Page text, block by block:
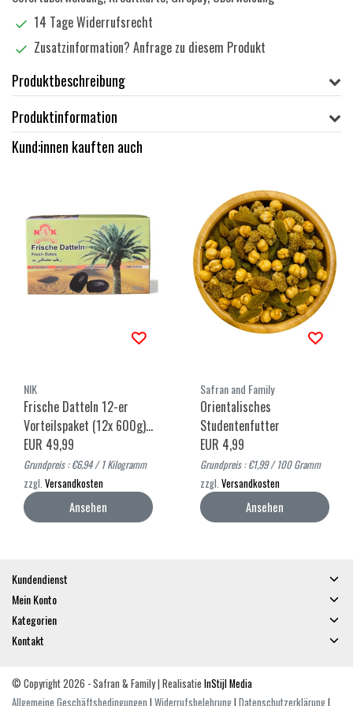
14 Tage Widerrufsrecht
Zusatzinformation? Anfrage zu diesem Produkt
Produktbeschreibung
Produktinformation
Kund:innen kauften auch
NIK
Frische Datteln 12-er
Vorteilspaket (12x 600g)-
Mazafati Datteln
EUR 49,99
Grundpreis : €6,94 / 1 Kilogramm
zzgl. Versandkosten
Ansehen
Safran and Family
Orientalisches
Studentenfutter
EUR 4,99
Grundpreis : €1,99 / 100 Gramm
zzgl. Versandkosten
Ansehen
Kundendienst
Mein Konto
Kategorien
Kontakt
© Copyright 2026 - Safran & Family | Realisatie InStijl Media
Allgemeine Geschäftsbedingungen | Widerrufsbelehrung| Datenschutzerklärung|